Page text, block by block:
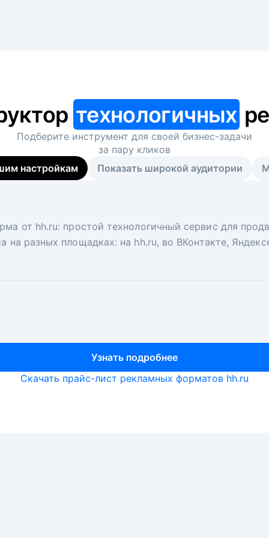
технологичных
Подберите инструмент для своей бизнес-задачи
за пару кликов
настройкам
Показать широкой аудитории
от hh.ru: простой технологичный сервис для
на разных площадках: на hh.ru, во ВКонтакте,
Узнать подробнее
вакансий на главной странице hh.ru.
ключ. Решите, сколько кандидатов и когда вам
рекрутеры и проектные менеджеры hh.ru с
Узнать подробнее
Скачать прайс-лист рекламных форматов hh.ru